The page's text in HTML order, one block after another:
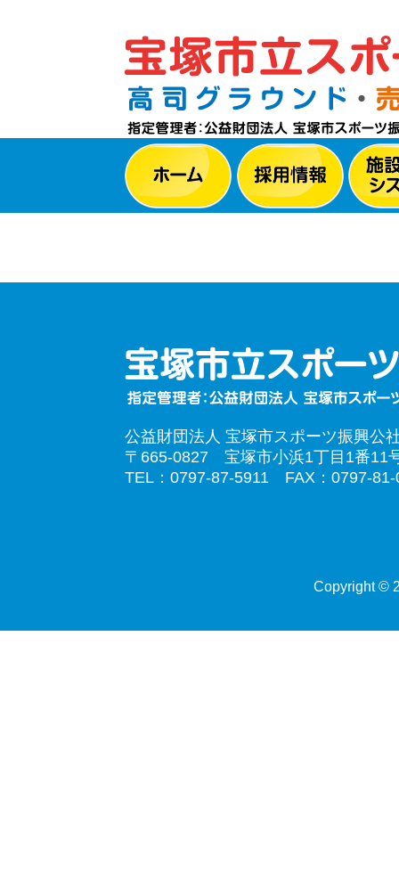
公益財団法人 宝塚市スポーツ振興公
〒665-0827 宝塚市小浜1丁目1番11
TEL：0797-87-5911 FAX：0797-81-
Copyright ©